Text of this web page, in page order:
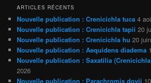
ARTICLES RÉCENTS
Nouvelle publication : Crenicichla tuca 4
Nouvelle publication : Crenicichla tapii 20
Nouvelle publication : Crenicichla hu 20
Nouvelle publication : Aequidens diadema
Nouvelle publication : Saxatilia
2026
Nouvelle publication : Parachromis dovii